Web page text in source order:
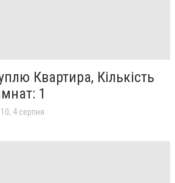
Квартира, Кількість
1
4 серпня